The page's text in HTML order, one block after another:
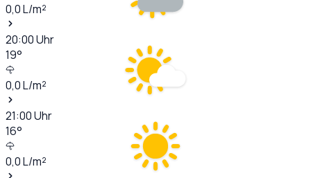
0,0L/m²
20:00Uhr
19°
0,0L/m²
21:00Uhr
16°
0,0L/m²